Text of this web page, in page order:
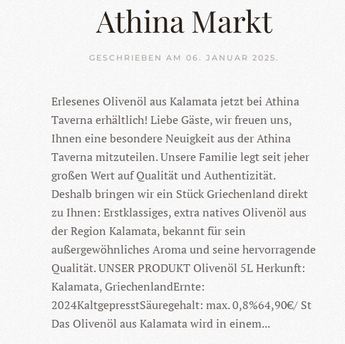
Athina Markt
GESCHRIEBEN AM06. JANUAR 2025.
Erlesenes Olivenöl aus Kalamata jetzt bei Athina
Taverna erhältlich! Liebe Gäste, wir freuen uns,
Ihnen eine besondere Neuigkeit aus der Athina
Taverna mitzuteilen. Unsere Familie legt seit jeher
großen Wert auf Qualität und Authentizität.
Deshalb bringen wir ein Stück Griechenland direkt
zu Ihnen: Erstklassiges, extra natives Olivenöl aus
der Region Kalamata, bekannt für sein
außergewöhnliches Aroma und seine hervorragende
Qualität. UNSER PRODUKT Olivenöl 5L Herkunft:
Kalamata, GriechenlandErnte:
2024KaltgepresstSäuregehalt: max. 0,8%64,90€/ St
Das Olivenöl aus Kalamata wird in einem...